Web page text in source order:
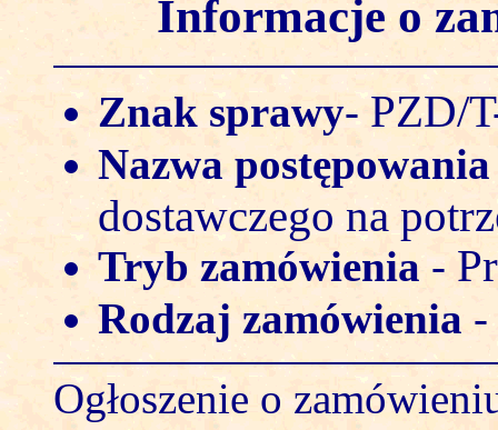
Informacje o
Znak sprawy- PZD/
Nazwa
dostawczego na
Tryb zamówienia-
Rodzaj zamówienia -
Ogłoszenie o